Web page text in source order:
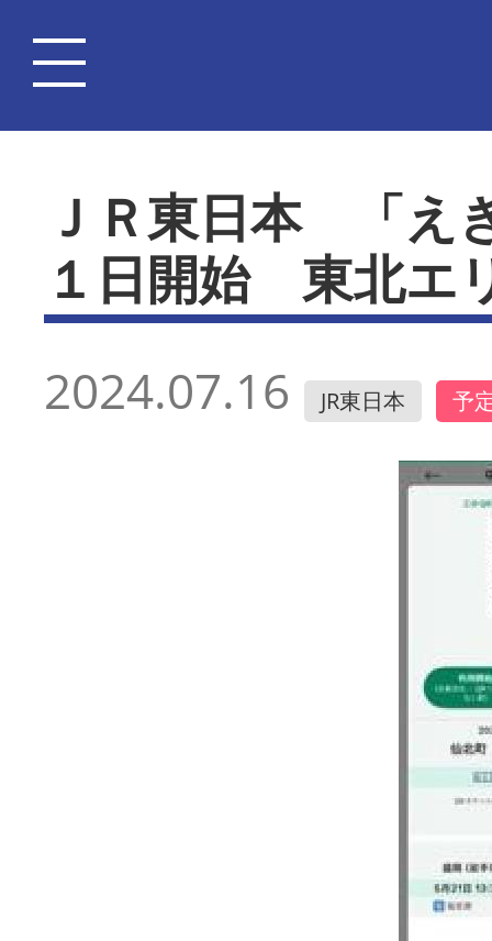
ＪＲ東日本 「え
１日開始 東北エ
2024.07.16 JR東日本 予